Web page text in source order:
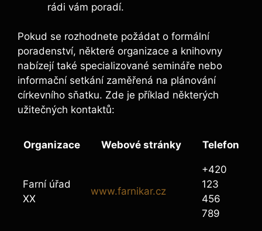
rádi vám poradí.
Pokud se rozhodnete požádat o formální
poradenství, některé organizace a knihovny
nabízejí také specializované semináře nebo
informační setkání zaměřená na plánování
církevního sňatku. Zde je příklad některých
užitečných kontaktů:
Organizace Webové stránky Telefon
Farní úřad
XX
www.farnikar.cz
+420
123
456
789